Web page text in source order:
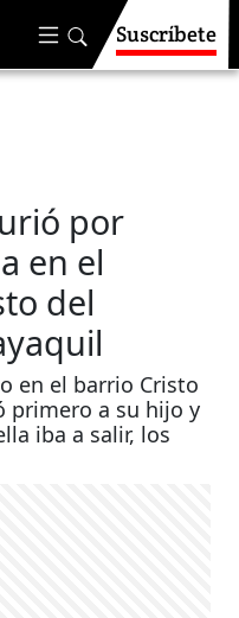
Suscríbete
por
en el
del
en el barrio Cristo
primero a su hijo y
iba a salir, los